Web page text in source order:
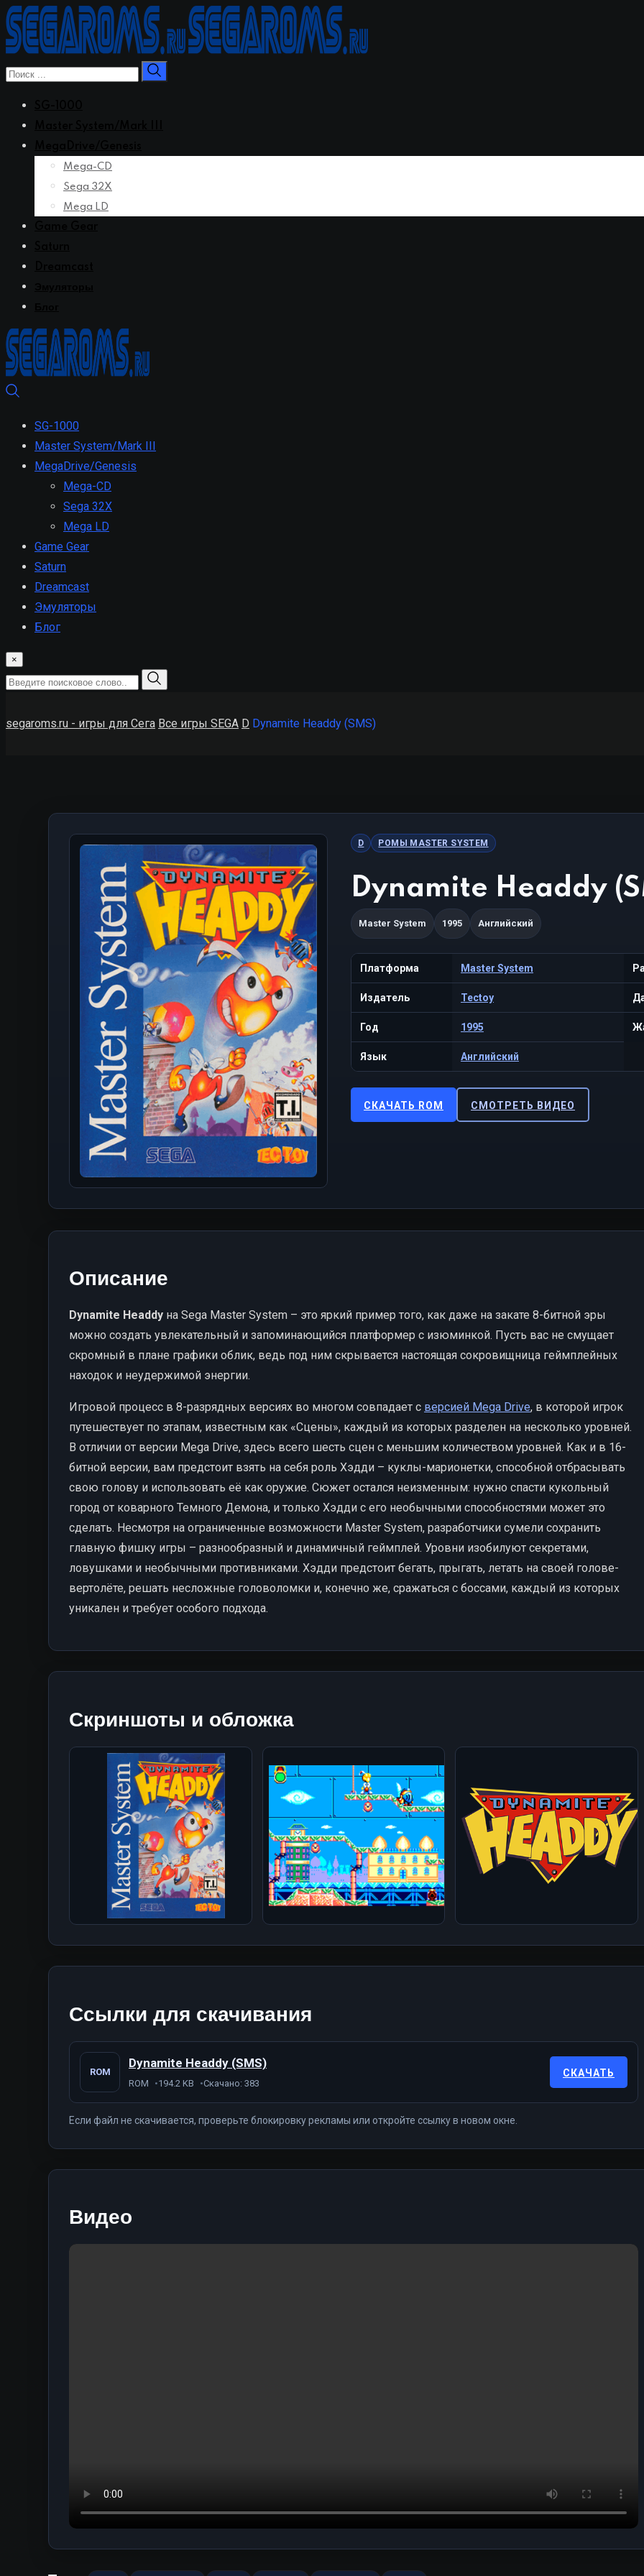
Перейти
к
контенту
Mega-CD
Sega 32X
Mega LD
SG-1000
Master System/Mark III
MegaDrive/Genesis
Mega-CD
Sega 32X
Mega LD
Game Gear
Saturn
Dreamcast
Эмуляторы
Блог
×
segaroms.ru - игры для Сега Все игры SEGA D Dynamite Headdy (SMS)
D РОМЫ MASTER SYSTEM
Dynamite Headdy
Master System 1995 Английский
Платформа Master System
Издатель Tectoy
Год 1995
Язык Английский
СКАЧАТЬ ROM СМОТРЕТЬ ВИДЕО
Описание
Dynamite Headdy на Sega Master System – это яркий пример того, как даже на закате 8-битной эры
можно создать увлекательный и запоминающийся платформер с изюминкой. Пусть вас не смущает
скромный в плане графики облик, ведь под ним скрывается настоящая сокровищница геймплейных
находок и неудержимой энергии.
Игровой процесс в 8-разрядных версиях во многом совпадает с версией Mega Drive, в которой игрок
путешествует по этапам, известным как «Сцены», каждый из которых разделен на несколько уровней.
В отличии от версии Mega Drive, здесь всего шесть сцен с меньшим количеством уровней. Как и в 16-
битной версии, вам предстоит взять на себя роль Хэдди – куклы-марионетки, способной отбрасывать
свою голову и использовать её как оружие. Сюжет остался неизменным: нужно спасти кукольный
город от коварного Темного Демона, и только Хэдди с его необычными способностями может это
сделать. Несмотря на ограниченные возможности Master System, разработчики сумели сохранить
главную фишку игры – разнообразный и динамичный геймплей. Уровни изобилуют секретами,
ловушками и необычными противниками. Хэдди предстоит бегать, прыгать, летать на своей голове-
вертолёте, решать несложные головоломки и, конечно же, сражаться с боссами, каждый из которых
уникален и требует особого подхода.
Скриншоты и обложка
Ссылки для скачивания
ROM
Dynamite Headdy (SMS)
ROM 194.2 KB Скачано: 383
СКАЧАТЬ
Если файл не скачивается, проверьте блокировку рекламы или откройте ссылку в новом окне.
Видео